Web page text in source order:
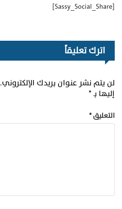
[Sassy_Social_Share]
اترك تعليقاً
لن يتم نشر عنوان بريدك الإلكتروني.
إليها بـ*
التعليق*